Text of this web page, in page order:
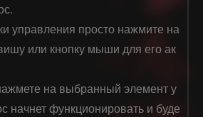
управления просто нажмите на
или кнопку мыши для его ак
на выбранный элемент у
начнет функционировать и буде